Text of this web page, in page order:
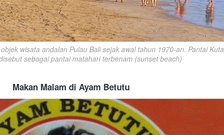
wisata andalan Pulau Bali sejak awal tahun 1970-an. Pantai Kuta
sebagai pantai matahari terbenam (sunset beach)
Makan Malam di Ayam Betutu